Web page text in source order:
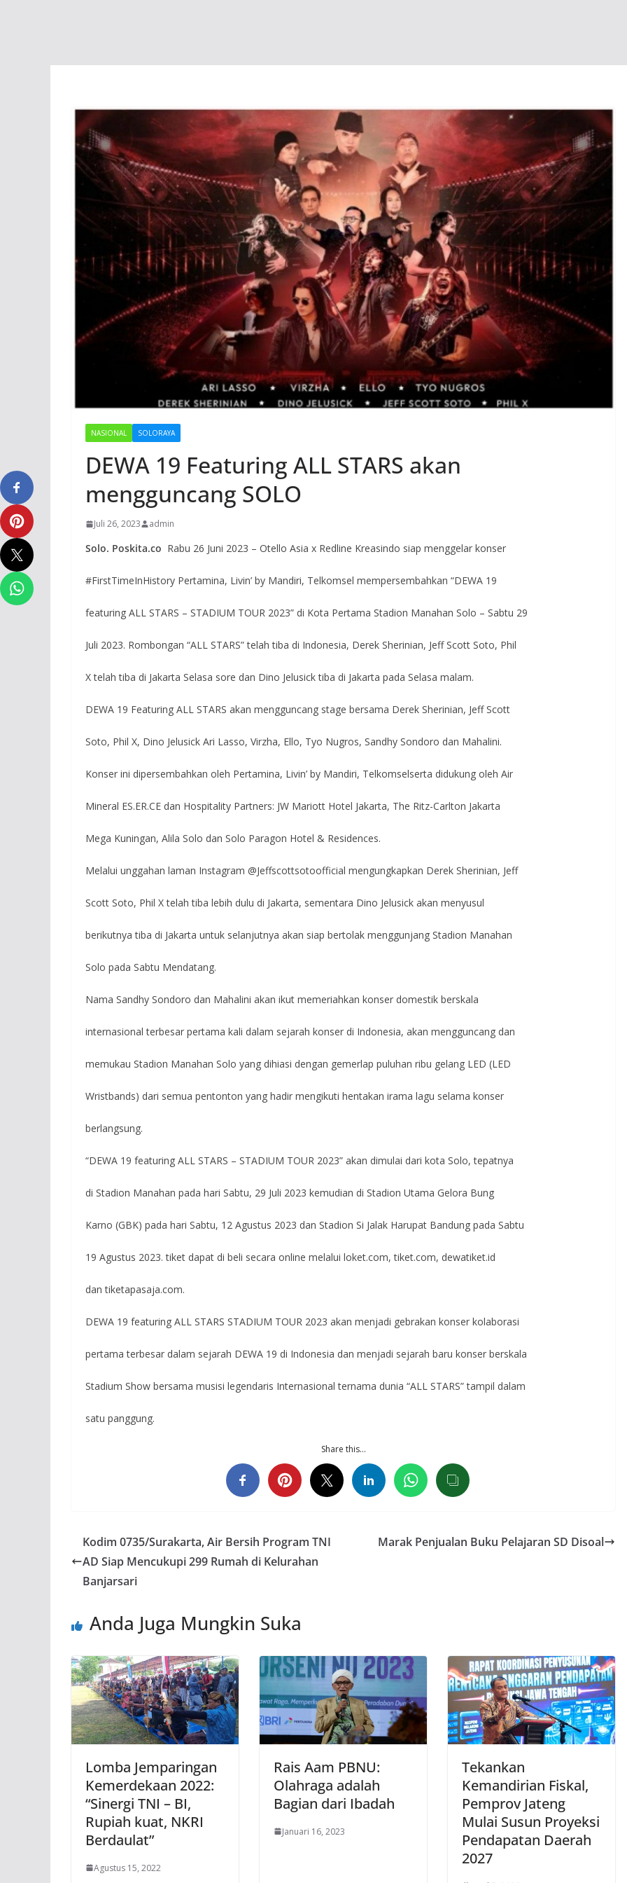
NASIONAL SOLORAYA
DEWA 19 Featuring ALL STARS akan
mengguncang SOLO
Juli 26, 2023 admin
Solo. Poskita.co Rabu 26 Juni 2023 – Otello Asia x Redline Kreasindo siap menggelar konser
#FirstTimeInHistory Pertamina, Livin’ by Mandiri, Telkomsel mempersembahkan “DEWA 19
featuring ALL STARS – STADIUM TOUR 2023” di Kota Pertama Stadion Manahan Solo – Sabtu 29
Juli 2023. Rombongan “ALL STARS” telah tiba di Indonesia, Derek Sherinian, Jeff Scott Soto, Phil
X telah tiba di Jakarta Selasa sore dan Dino Jelusick tiba di Jakarta pada Selasa malam.
DEWA 19 Featuring ALL STARS akan mengguncang stage bersama Derek Sherinian, Jeff Scott
Soto, Phil X, Dino Jelusick Ari Lasso, Virzha, Ello, Tyo Nugros, Sandhy Sondoro dan Mahalini.
Konser ini dipersembahkan oleh Pertamina, Livin’ by Mandiri, Telkomselserta didukung oleh Air
Mineral ES.ER.CE dan Hospitality Partners: JW Mariott Hotel Jakarta, The Ritz-Carlton Jakarta
Mega Kuningan, Alila Solo dan Solo Paragon Hotel & Residences.
Melalui unggahan laman Instagram @Jeffscottsotoofficial mengungkapkan Derek Sherinian, Jeff
Scott Soto, Phil X telah tiba lebih dulu di Jakarta, sementara Dino Jelusick akan menyusul
berikutnya tiba di Jakarta untuk selanjutnya akan siap bertolak menggunjang Stadion Manahan
Solo pada Sabtu Mendatang.
Nama Sandhy Sondoro dan Mahalini akan ikut memeriahkan konser domestik berskala
internasional terbesar pertama kali dalam sejarah konser di Indonesia, akan mengguncang dan
memukau Stadion Manahan Solo yang dihiasi dengan gemerlap puluhan ribu gelang LED (LED
Wristbands) dari semua pentonton yang hadir mengikuti hentakan irama lagu selama konser
berlangsung.
“DEWA 19 featuring ALL STARS – STADIUM TOUR 2023” akan dimulai dari kota Solo, tepatnya
di Stadion Manahan pada hari Sabtu, 29 Juli 2023 kemudian di Stadion Utama Gelora Bung
Karno (GBK) pada hari Sabtu, 12 Agustus 2023 dan Stadion Si Jalak Harupat Bandung pada Sabtu
19 Agustus 2023. tiket dapat di beli secara online melalui loket.com, tiket.com, dewatiket.id
dan tiketapasaja.com.
DEWA 19 featuring ALL STARS STADIUM TOUR 2023 akan menjadi gebrakan konser kolaborasi
pertama terbesar dalam sejarah DEWA 19 di Indonesia dan menjadi sejarah baru konser berskala
Stadium Show bersama musisi legendaris Internasional ternama dunia “ALL STARS” tampil dalam
satu panggung.
Share this…
Kodim 0735/Surakarta, Air Bersih Program TNI
AD Siap Mencukupi 299 Rumah di Kelurahan
Banjarsari
Marak Penjualan Buku Pelajaran SD Disoal
Anda Juga Mungkin Suka
Lomba Jemparingan
Kemerdekaan 2022:
“Sinergi TNI – BI,
Rupiah kuat, NKRI
Berdaulat”
Agustus 15, 2022
Rais Aam PBNU:
Olahraga adalah
Bagian dari Ibadah
Januari 16, 2023
Tekankan
Kemandirian Fiskal,
Pemprov Jateng
Mulai Susun Proyeksi
Pendapatan Daerah
2027